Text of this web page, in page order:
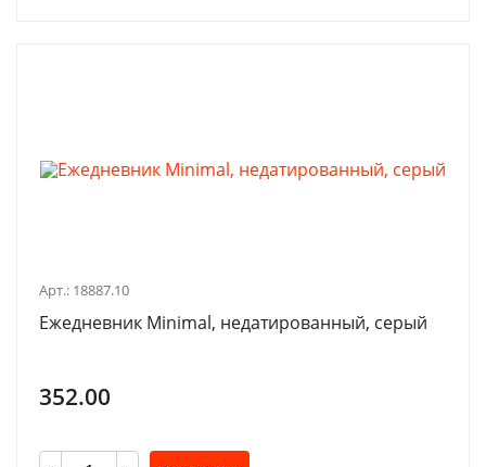
Арт.: 18887.10
Ежедневник Minimal, недатированный, серый
352.00